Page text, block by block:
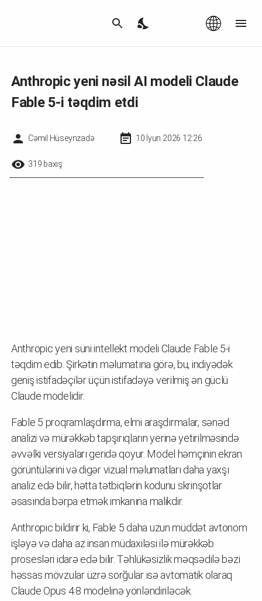
Anthropic yeni nəsil AI modeli Claude
Fable 5-i təqdim etdi
Cəmil Hüseynzadə 10 İyun 2026 12:26
319 baxış
Anthropic yeni süni intellekt modeli Claude Fable 5-i
təqdim edib. Şirkətin məlumatına görə, bu, indiyədək
geniş istifadəçilər üçün istifadəyə verilmiş ən güclü
Claude modelidir.
Fable 5 proqramlaşdırma, elmi araşdırmalar, sənəd
analizi və mürəkkəb tapşırıqların yerinə yetirilməsində
əvvəlki versiyaları geridə qoyur. Model həmçinin ekran
görüntülərini və digər vizual məlumatları daha yaxşı
analiz edə bilir, hətta tətbiqlərin kodunu skrinşotlar
əsasında bərpa etmək imkanına malikdir.
Anthropic bildirir ki, Fable 5 daha uzun müddət avtonom
işləyə və daha az insan müdaxiləsi ilə mürəkkəb
prosesləri idarə edə bilir. Təhlükəsizlik məqsədilə bəzi
həssas mövzular üzrə sorğular isə avtomatik olaraq
Claude Opus 4.8 modelinə yönləndiriləcək.